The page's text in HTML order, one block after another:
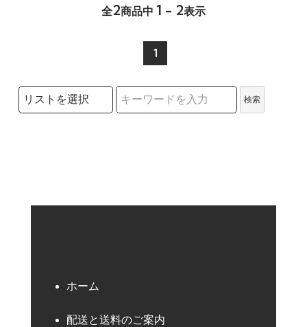
全2商品中 1 - 2表示
1
検索リストの選択
検索
ホーム
配送と送料のご案内